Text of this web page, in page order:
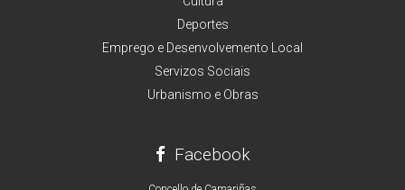
Deportes
Emprego e Desenvolvemento Local
Servizos Sociais
Urbanismo e Obras
Facebook